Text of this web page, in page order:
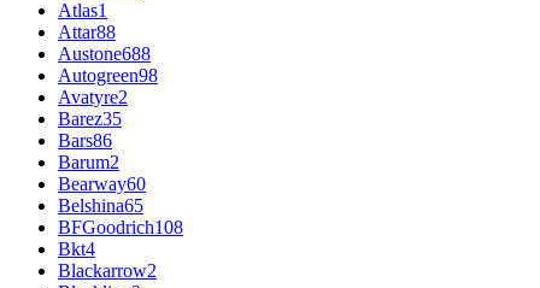
Atlas1
Attar88
Austone688
Autogreen98
Avatyre2
Barez35
Bars86
Barum2
Bearway60
Belshina65
BFGoodrich108
Bkt4
Blackarrow2